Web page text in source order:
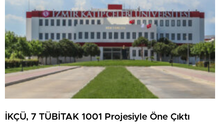
İKÇÜ, 7 TÜBİTAK 1001 Projesiyle Öne Çıktı